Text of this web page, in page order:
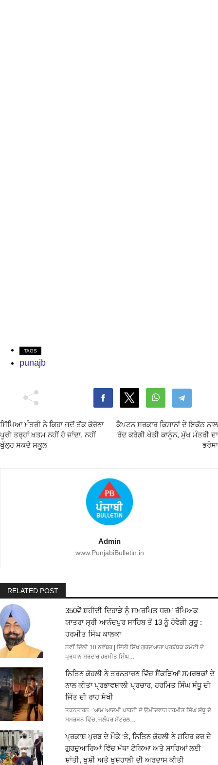
TAGS
punajb
ਸਿੱਖਿਆ ਮੰਤਰੀ ਨੇ ਕਿਹਾ ਜਦੋਂ ਤੱਕ ਕੋਰੋਨਾ
ਪੂਰੀ ਤਰ੍ਹਾਂ ਖ਼ਤਮ ਨਹੀਂ ਹੋ ਜਾਂਦਾ, ਨਹੀਂ
ਖੁੱਲ੍ਹ ਸਕਦੇ ਸਕੂਲ
ਕੈਪਟਨ ਸਰਕਾਰ ਕਿਸਾਨਾਂ ਦੇ ਇਕੱਠ ਨਾਲ
ਰੱਦ ਕਰੇਗੀ ਖੇਤੀ ਕਾਨੂੰਨ, ਮੁੱਖ ਮੰਤਰੀ ਦਾ
ਭਰੋਸਾ
Admin
www.PunjabiBulletin.in
RELATED POST
350ਵੇਂ ਸ਼ਹੀਦੀ ਦਿਹਾੜੇ ਨੂੰ ਸਮਰਪਿਤ ਧਰਮ ਰੱਖਿਅਕ
ਯਾਤਰਾ ਸ੍ਰੀ ਆਨੰਦਪੁਰ ਸਾਹਿਬ ਤੋਂ 13 ਨੂੰ ਹੋਵੇਗੀ ਸ਼ੁਰੂ :
ਹਰਮੀਤ ਸਿੰਘ ਕਾਲਕਾ
ਨਵੀਂ ਦਿੱਲੀ 10 ਨਵੰਬਰ | ਦਿੱਲੀ ਸਿੱਖ ਗੁਰਦੁਆਰਾ ਪ੍ਰਬੰਧਕ ਕਮੇਟੀ ਦੇ
ਪ੍ਰਧਾਨ ਸਰਦਾਰ ਹਰਮੀਤ ਸਿੰਘ…
ਨਿਤਿਨ ਕੋਹਲੀ ਨੇ ਤਰਨਤਾਰਨ ਵਿੱਚ ਸੈਂਕੜਿਆਂ ਸਮਰਥਕਾਂ ਦੇ
ਨਾਲ ਕੀਤਾ ਪ੍ਰਭਾਵਸ਼ਾਲੀ ਪ੍ਰਚਾਰ, ਹਰਮਿਤ ਸਿੰਘ ਸੰਧੂ ਦੀ
ਜਿੱਤ ਦੀ ਰਾਹ ਸੌਖੀ
ਤਰਨਤਾਰਨ : ਆਮ ਆਦਮੀ ਪਾਰਟੀ ਦੇ ਉਮੀਦਵਾਰ ਹਰਮੀਤ ਸਿੰਘ ਸੰਧੂ ਦੇ
ਸਮਰਥਨ ਵਿੱਚ, ਜਲੰਧਰ ਸੈਂਟਰਲ…
ਪ੍ਰਕਾਸ਼ ਪੁਰਬ ਦੇ ਮੌਕੇ ‘ਤੇ, ਨਿਤਿਨ ਕੋਹਲੀ ਨੇ ਸ਼ਹਿਰ ਭਰ ਦੇ
ਗੁਰਦੁਆਰਿਆਂ ਵਿੱਚ ਮੱਥਾ ਟੇਕਿਆ ਅਤੇ ਸਾਰਿਆਂ ਲਈ
ਸ਼ਾਂਤੀ, ਖੁਸ਼ੀ ਅਤੇ ਖੁਸ਼ਹਾਲੀ ਦੀ ਅਰਦਾਸ ਕੀਤੀ